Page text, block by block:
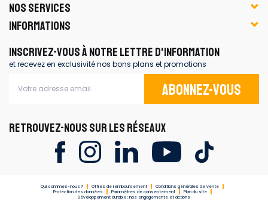
NOS SERVICES
INFORMATIONS
INSCRIVEZ-VOUS À NOTRE LETTRE D'INFORMATION
et recevez en exclusivité nos bons plans et promotions
Abonnez-vous
RETROUVEZ-NOUS SUR LES RÉSEAUX
Qui sommes-nous ? Offres de remboursement
Conditions générales de vente
Protection des données
Paramètres de consentement
Plan du site
Développement durable : nos engagements et actions